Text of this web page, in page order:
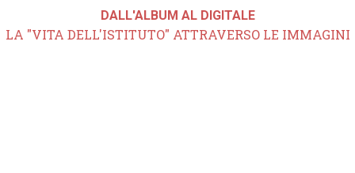
DALL'ALBUM AL DIGITALE
LA "VITA DELL'ISTITUTO" ATTRAVERSO LE IMMAGINI